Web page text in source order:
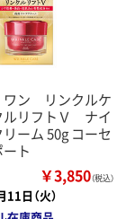
ン リンクルケ
リフトＶ ナイ
リーム 50g コーセ
ト
￥3,850（税込）
11日（火）